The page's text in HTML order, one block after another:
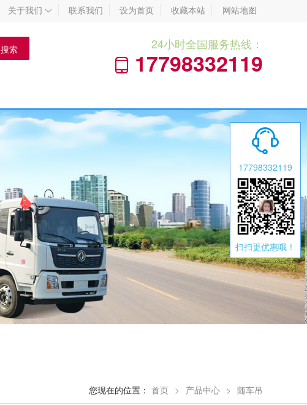
关于我们  联系我们 设为首页 收藏本站 网站地图
搜索
24小时全国服务热线：
 17798332119
您现在的位置： 首页 > 产品中心 > 随车吊

17798332119
扫扫更优惠哦！